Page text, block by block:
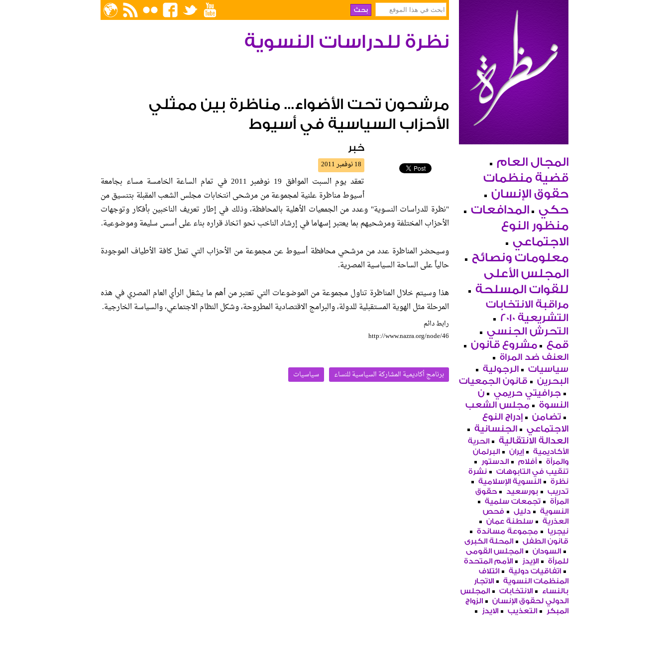
المجال العام
قضية منظمات
حقوق الإنسان
حكي
المدافعات
منظور النوع
الاجتماعي
معلومات ونصائح
المجلس الأعلى
للقوات المسلحة
مراقبة الانتخابات
التشريعية 2010
التحرش الجنسي
قمع
مشروع قانون
العنف ضد المراة
سياسيات
الرجولية
البحرين
قانون الجمعيات
جرافيتي حريمي
ن
النسوة
مجلس الشعب
تضامن
إدراج النوع
الاجتماعي
الجنسانية
العدالة الانتقالية
الحرية
الأكاديمية
إيران
البرلمان
والمرأة
أفلام
الدستور
تنقيب في التابوهات
نشرة
نظرة
النسوية الإسلامية
تدريب
بورسعيد
حقوق
المرأة
تجمعات سلمية
النسوية
دليل
فحص
العذرية
سلطنة عمان
نيجريا
مجموعة مساندة
قانون الطفل
المحلة الكبرى
السودان
المجلس القومى
للمرأة
الإيدز
الأمم المتحدة
اتفاقيات دولية
ائتلاف
المنظمات النسوية
الاتجار
بالنساء
الانتخابات
المجلس
الدولي لحقوق الإنسان
الزواج
المبكر
التعذيب الايدز
نظرة للدراسات النسوية
مرشحون تحت الأضواء... مناظرة بين ممثلي
الأحزاب السياسية في أسيوط
خبر
18 نوفمبر 2011
تعقد يوم السبت الموافق 19 نوفمبر 2011 في تمام الساعة الخامسة مساء بجامعة
أسيوط مناظرة علنية لمجموعة من مرشحى انتخابات مجلس الشعب المقبلة بتنسيق من
"نظرة للدراسات النسوية" وعدد من الجمعيات الأهلية بالمحافظة، وذلك في إطار تعريف الناخبين بأفكار وتوجهات
الأحزاب المختلفة ومرشحيهم بما يعتبر إسهاما في إرشاد الناخب نحو اتخاذ قراره بناء على أسس سليمة وموضوعية.
وسيحضر المناظرة عدد من مرشحي محافظة أسيوط عن مجموعة من الأحزاب التي تمثل كافة الأطياف الموجودة
حالياً على الساحة السياسية المصرية.
هذا وسيتم خلال المناظرة تناول مجموعة من الموضوعات التي تعتبر من أهم ما يشغل الرأي العام المصري في هذه
المرحلة مثل الهوية المستقبلية للدولة، والبرامج الاقتصادية المطروحة، وشكل النظام الاجتماعي، والسياسة الخارجية.
رابط دائم
http://www.nazra.org/node/46
برنامج أكاديمية المشاركة السياسية للنساء سياسيات